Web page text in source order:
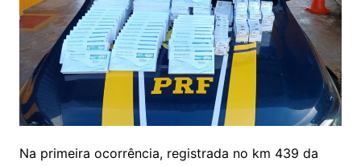
Na primeira ocorrência, registrada no km 439 da